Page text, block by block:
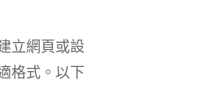
立網頁或設
格式。以下